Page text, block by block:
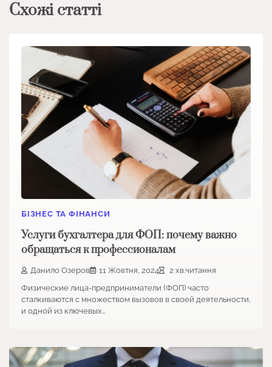
Схожі статті
БІЗНЕС ТА ФІНАНСИ
Услуги бухгалтера для ФОП: почему важно
обращаться к профессионалам
Данило Озеров 11 Жовтня, 2024
2 хв.читання
Физические лица-предприниматели (ФОП) часто
сталкиваются с множеством вызовов в своей деятельности,
и одной из ключевых…